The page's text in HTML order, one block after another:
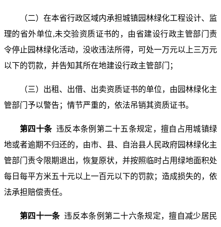
（二）在本省行政区域内承担城镇园林绿化工程设计、监
理的省外单位,未交验资质证书的，由省建设行政主管部门责
令停止园林绿化活动，没收违法所得，可处一万元以上三万元
以下的罚款，并告知其所在地建设行政主管部门；
（三）出租、出借、出卖资质证书的单位，由园林绿化主
管部门予以警告；情节严重的，依法吊销其资质证书。
第四十条 违反本条例第二十五条规定，擅自占用城镇绿
地或者逾期不归还的，由市、县、自治县人民政府园林绿化主
管部门责令限期退出，恢复原状，并按照临时占用绿地面积处
每日每平方米五十元以上一百元以下的罚款；造成损失的，依
法承担赔偿责任。
第四十一条违反本条例第二十六条规定，擅自减少居民